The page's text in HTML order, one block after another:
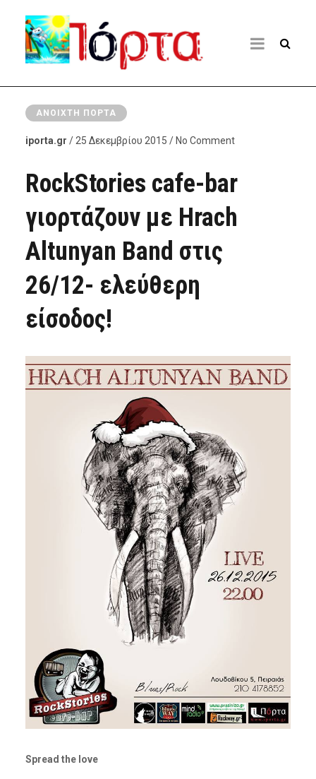
ΑΝΟΙΧΤΉ ΠΌΡΤΑ
iporta.gr / 25 Δεκεμβρίου 2015 / No Comment
RockStories cafe-bar
γιορτάζουν με Hrach
Altunyan Band στις
26/12- ελεύθερη
είσοδος!
Spread the love